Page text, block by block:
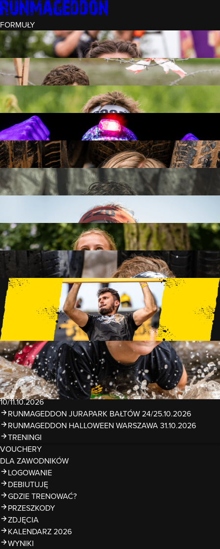
FORMUŁY
INTRO (¼)
15 PRZESZKÓD
3 KM+
REKRUT (½)
30 PRZESZKÓD
6 KM+
RUNMAGEDDON
50 PRZESZKÓD
12 KM+
NOCNY REKRUT (½)
30 PRZESZKÓD
6 KM+
INTRO U-16
15 PRZESZKÓD
3 KM+
RUNMAGEDDON HARDCORE
70 PRZESZKÓD
21 KM+
42 KM+
FAMILY
15 PRZESZKÓD
2 KM+
KIDS
15 PRZESZKÓD
1 KM+
TRENINGI
WYDARZENIA
RUNMAGEDDON LUBLIN ZALEW ZEMBORZYCKI
22/23.08.2026
RUNMAGEDDON ERGO ARENA GDAŃSK/SOPOT
12/13.09.2026
RUNMAGEDDON KIDS: DEMO WARSZAWA 24/26.09.2026
RUNMAGEDDON WROCŁAW KOPALNIA ROLANTOWICE
26/27.09.2026
RUNMAGEDDON WARSZAWA TWIERDZA MODLIN
10/11.10.2026
RUNMAGEDDON JURAPARK BAŁTÓW 24/25.10.2026
RUNMAGEDDON HALLOWEEN WARSZAWA 31.10.2026
TRENINGI
VOUCHERY
DLA ZAWODNIKÓW
LOGOWANIE
DEBIUTUJĘ
GDZIE TRENOWAĆ?
PRZESZKODY
ZDJĘCIA
KALENDARZ 2026
WYNIKI